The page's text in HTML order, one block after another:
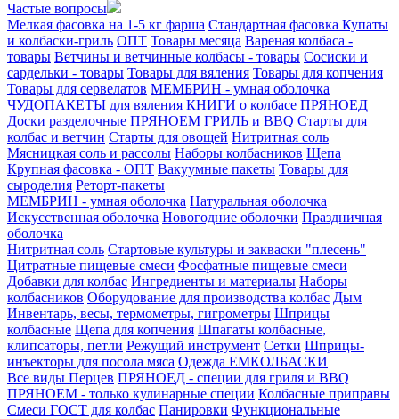
Частые вопросы
Мелкая фасовка на 1-5 кг фарша Стандартная фасовка Купаты
и колбаски-гриль ОПТ Товары месяца Вареная колбаса -
товары Ветчины и ветчинные колбасы - товары Сосиски и
сардельки - товары Товары для вяления Товары для копчения
Товары для сервелатов МЕМБРИН - умная оболочка
ЧУДОПАКЕТЫ для вяления КНИГИ о колбасе ПРЯНОЕД
Доски разделочные ПРЯНОЕМ ГРИЛЬ и BBQ Старты для
колбас и ветчин Старты для овощей Нитритная соль
Мясницкая соль и рассолы Наборы колбасников Щепа
Крупная фасовка - ОПТ Вакуумные пакеты Товары для
сыроделия Реторт-пакеты
МЕМБРИН - умная оболочка Натуральная оболочка
Искусственная оболочка Новогодние оболочки Праздничная
оболочка
Нитритная соль Стартовые культуры и закваски "плесень"
Цитратные пищевые смеси Фосфатные пищевые смеси
Добавки для колбас Ингредиенты и материалы Наборы
колбасников Оборудование для производства колбас Дым
Инвентарь, весы, термометры, гигрометры Шприцы
колбасные Щепа для копчения Шпагаты колбасные,
клипсаторы, петли Режущий инструмент Сетки Шприцы-
инъекторы для посола мяса Одежда ЕМКОЛБАСКИ
Все виды Перцев ПРЯНОЕД - специи для гриля и BBQ
ПРЯНОЕМ - только кулинарные специи Колбасные приправы
Смеси ГОСТ для колбас Панировки Функциональные